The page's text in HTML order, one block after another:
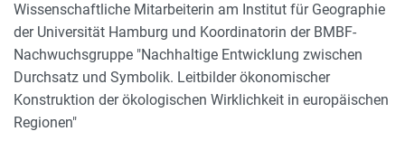
Wissenschaftliche Mitarbeiterin am Institut für Geographie
der Universität Hamburg und Koordinatorin der BMBF-
Nachwuchsgruppe "Nachhaltige Entwicklung zwischen
Durchsatz und Symbolik. Leitbilder ökonomischer
Konstruktion der ökologischen Wirklichkeit in europäischen
Regionen"